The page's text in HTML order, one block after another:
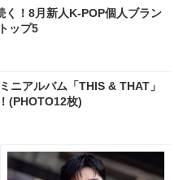
く！8月新人K-POP個人ブラン
ップ5
ニアルバム「THIS & THAT」
(PHOTO12枚)